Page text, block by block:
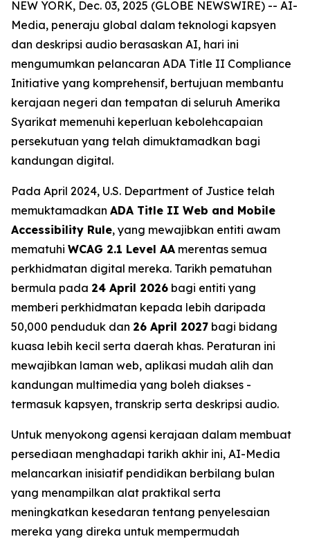
NEW YORK, Dec. 03, 2025 (GLOBE NEWSWIRE) -- AI-
Media, peneraju global dalam teknologi kapsyen
dan deskripsi audio berasaskan AI, hari ini
mengumumkan pelancaran ADA Title II Compliance
Initiative yang komprehensif, bertujuan membantu
kerajaan negeri dan tempatan di seluruh Amerika
Syarikat memenuhi keperluan kebolehcapaian
persekutuan yang telah dimuktamadkan bagi
kandungan digital.
Pada April 2024, U.S. Department of Justice telah
memuktamadkan ADA Title II Web and Mobile
Accessibility Rule, yang mewajibkan entiti awam
mematuhi WCAG 2.1 Level AA merentas semua
perkhidmatan digital mereka. Tarikh pematuhan
bermula pada 24 April 2026 bagi entiti yang
memberi perkhidmatan kepada lebih daripada
50,000 penduduk dan 26 April 2027 bagi bidang
kuasa lebih kecil serta daerah khas. Peraturan ini
mewajibkan laman web, aplikasi mudah alih dan
kandungan multimedia yang boleh diakses -
termasuk kapsyen, transkrip serta deskripsi audio.
Untuk menyokong agensi kerajaan dalam membuat
persediaan menghadapi tarikh akhir ini, AI-Media
melancarkan inisiatif pendidikan berbilang bulan
yang menampilkan alat praktikal serta
meningkatkan kesedaran tentang penyelesaian
mereka yang direka untuk mempermudah